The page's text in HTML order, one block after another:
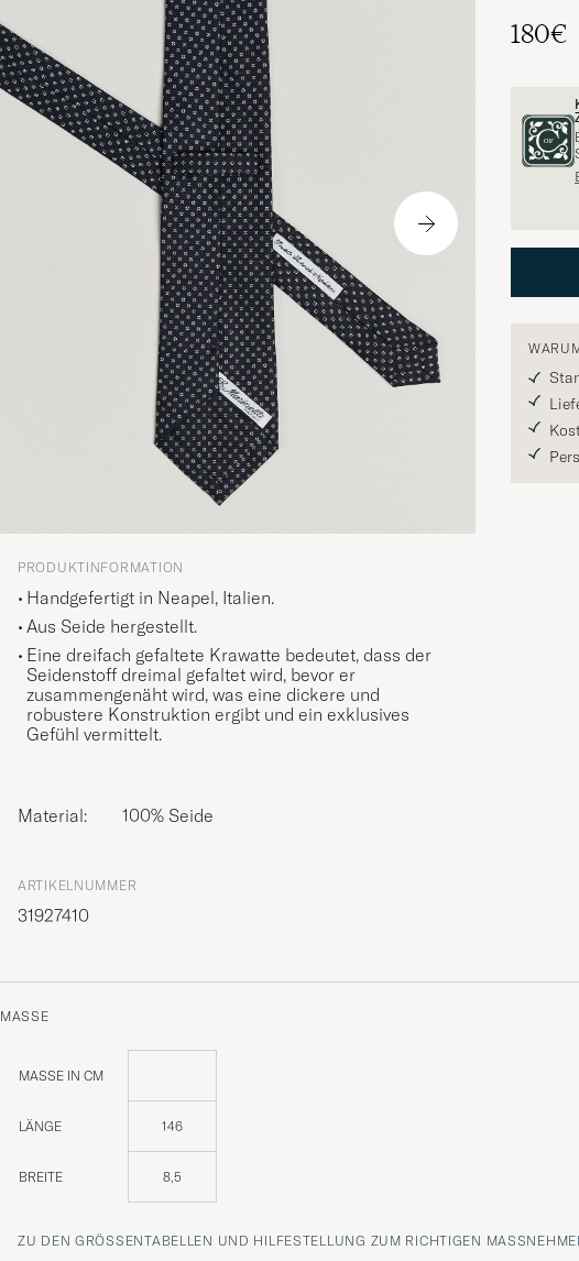
180€
PRODUKTINFORMATION
Handgefertigt in Neapel, Italien.
Aus Seide hergestellt.
Eine dreifach gefaltete Krawatte bedeutet, dass der
Seidenstoff dreimal gefaltet wird, bevor er
zusammengenäht wird, was eine dickere und
robustere Konstruktion ergibt und ein exklusives
Gefühl vermittelt.
Material: 100% Seide
ARTIKELNUMMER
31927410
MASSE
MASSE IN CM
LÄNGE 146
BREITE 8,5
ZU DEN GRÖSSENTABELLEN UND HILFESTELLUNG ZUM RICHTIGEN MASSNEHMEN